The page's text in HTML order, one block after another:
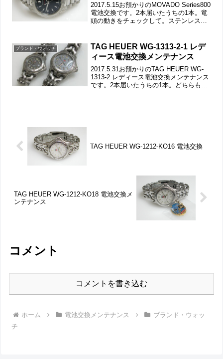
2017.5.15お預かりのMOVADO Series800
電池交換です。2本届いたうちの1本。竜
頭の動きをチェックして。ステンレス無
チェックして。これがムーブメントで...
ブランド・ウォッチ
TAG HEUER WG-1313-2-1 レデ
ィース電池交換メンテナンス
2017.5.31お預かりのTAG HEUER WG-
1313-2 レディース電池交換メンテナンス
です。2本届いたうちの1本。どちらも長
TAG HEUER WG-1212-KO16 電池交換
TAG HEUER WG-1212-KO18 電池交換メ
ンテナンス
コメント
コメントを書き込む
ホーム 電池交換メンテナンス
ブランド・ウォッ
チ